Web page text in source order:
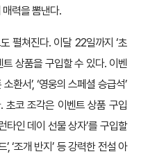
매력을 뽐낸다.
펼쳐진다. 이달 22일까지 ‘초
상품을 구입할 수 있다. 이벤
환서’, ‘영웅의 스페셜 승급석’
초코 조각은 이벤트 상품 구입
타인 데이 선물 상자’를 구입할
‘조개 반지’ 등 강력한 전설 아